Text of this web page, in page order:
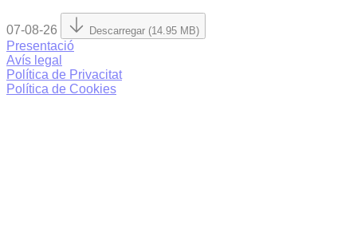
07-08-26 Descarregar (14.95 MB)
Presentació
Avís legal
Política de Privacitat
Política de Cookies